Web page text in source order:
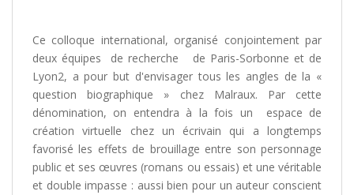
Ce colloque international, organisé conjointement par
deux équipes de recherche de Paris-Sorbonne et de
Lyon2, a pour but d'envisager tous les angles de la «
question biographique » chez Malraux. Par cette
dénomination, on entendra à la fois un espace de
création virtuelle chez un écrivain qui a longtemps
favorisé les effets de brouillage entre son personnage
public et ses œuvres (romans ou essais) et une véritable
et double impasse : aussi bien pour un auteur conscient